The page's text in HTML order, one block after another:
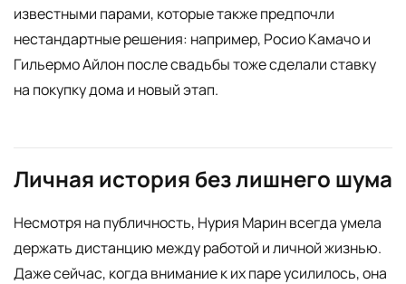
известными парами, которые также предпочли
нестандартные решения: например, Росио Камачо и
Гильермо Айлон после свадьбы тоже сделали ставку
на покупку дома и новый этап.
Личная история без лишнего шума
Несмотря на публичность, Нурия Марин всегда умела
держать дистанцию между работой и личной жизнью.
Даже сейчас, когда внимание к их паре усилилось, она